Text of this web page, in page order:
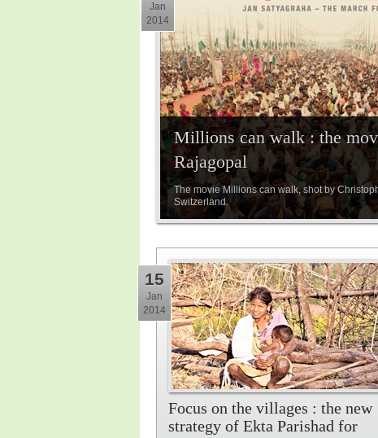
Millions can walk : the
Rajagopal
The movie Millions can walk, shot by
Switzerland.
Jan
2014
Focus on the villages : the new
strategy of Ekta Parishad for
15
Jan
2014